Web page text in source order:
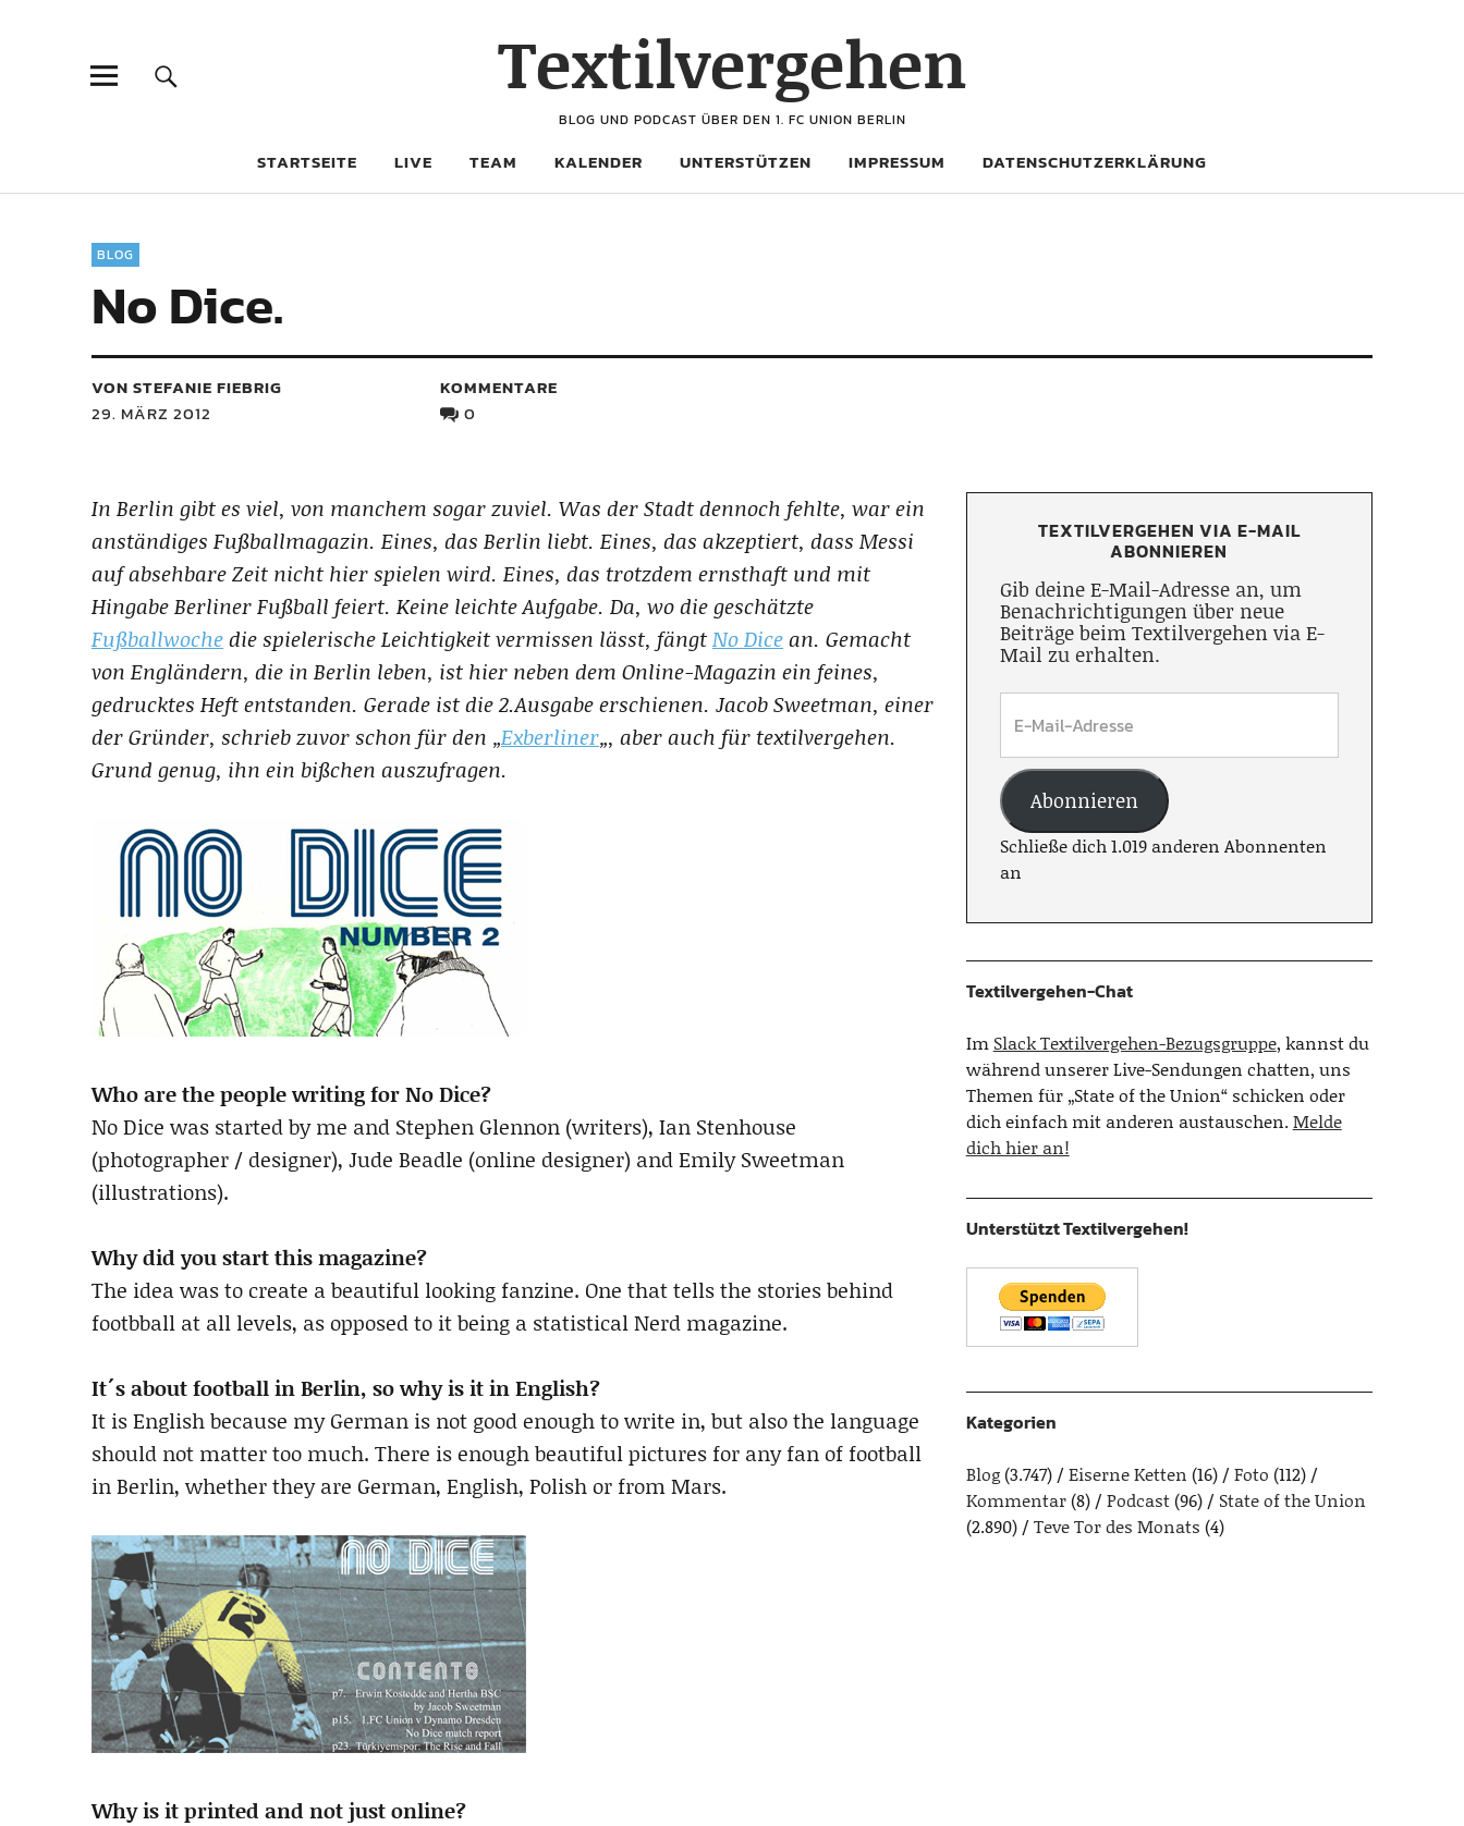
Textilvergehen
BLOG UND PODCAST ÜBER DEN 1. FC UNION BERLIN
STARTSEITE LIVE TEAM KALENDER UNTERSTÜTZEN IMPRESSUM DATENSCHUTZERKLÄRUNG
BLOG
No Dice.
VON STEFANIE FIEBRIG
29. MÄRZ 2012
KOMMENTARE
0
In Berlin gibt es viel, von manchem sogar zuviel. Was der Stadt dennoch fehlte, war ein
anständiges Fußballmagazin. Eines, das Berlin liebt. Eines, das akzeptiert, dass Messi
auf absehbare Zeit nicht hier spielen wird. Eines, das trotzdem ernsthaft und mit
Hingabe Berliner Fußball feiert. Keine leichte Aufgabe. Da, wo die geschätzte
Fußballwochedie spielerische Leichtigkeit vermissen lässt, fängtNo Dicean. Gemacht
von Engländern, die in Berlin leben, ist hier neben dem Online-Magazin ein feines,
gedrucktes Heft entstanden. Gerade ist die 2.Ausgabe erschienen. Jacob Sweetman, einer
der Gründer, schrieb zuvor schon für den „Exberliner„, aber auch für textilvergehen.
Grund genug, ihn ein bißchen auszufragen.
Who are the people writing for No Dice?
No Dice was started by me and Stephen Glennon (writers), Ian Stenhouse
(photographer / designer), Jude Beadle (online designer) and Emily Sweetman
(illustrations).
Why did you start this magazine?
The idea was to create a beautiful looking fanzine. One that tells the stories behind
footbball at all levels, as opposed to it being a statistical Nerd magazine.
It´s about football in Berlin, so why is it in English?
It is English because my German is not good enough to write in, but also the language
should not matter too much. There is enough beautiful pictures for any fan of football
in Berlin, whether they are German, English, Polish or from Mars.
Why is it printed and not just online?
TEXTILVERGEHEN VIA E-MAIL
ABONNIEREN
Gib deine E-Mail-Adresse an, um
Benachrichtigungen über neue
Beiträge beim Textilvergehen via E-
Mail zu erhalten.
Abonnieren
Schließe dich 1.019 anderen Abonnenten
an
Textilvergehen-Chat
Im Slack Textilvergehen-Bezugsgruppe, kannst du
während unserer Live-Sendungen chatten, uns
Themen für „State of the Union“ schicken oder
dich einfach mit anderen austauschen.Melde
dich hier an!
Unterstützt Textilvergehen!
Kategorien
Blog(3.747) Eiserne Ketten (16) Foto (112)
Kommentar(8) Podcast(96)
State of the Union
(2.890)
Teve Tor des Monats (4)